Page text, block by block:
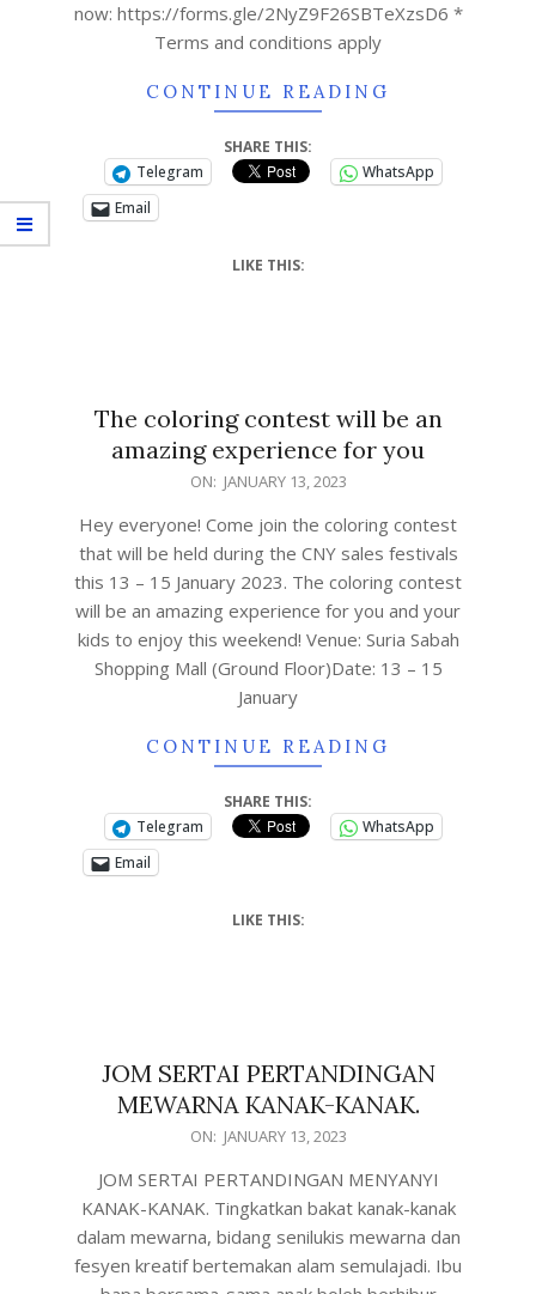
now: https://forms.gle/2NyZ9F26SBTeXzsD6 *
Terms and conditions apply
CONTINUE READING
SHARE THIS:
Telegram
WhatsApp
Email
LIKE THIS:
The coloring contest will be an
amazing experience for you
ON: JANUARY 13, 2023
Hey everyone! Come join the coloring contest
that will be held during the CNY sales festivals
this 13 – 15 January 2023. The coloring contest
will be an amazing experience for you and your
kids to enjoy this weekend! Venue: Suria Sabah
Shopping Mall (Ground Floor)Date: 13 – 15
January
CONTINUE READING
SHARE THIS:
Telegram
WhatsApp
Email
LIKE THIS:
JOM SERTAI PERTANDINGAN
MEWARNA KANAK-KANAK.
ON: JANUARY 13, 2023
JOM SERTAI PERTANDINGAN MENYANYI
KANAK-KANAK. Tingkatkan bakat kanak-kanak
dalam mewarna, bidang senilukis mewarna dan
fesyen kreatif bertemakan alam semulajadi. Ibu